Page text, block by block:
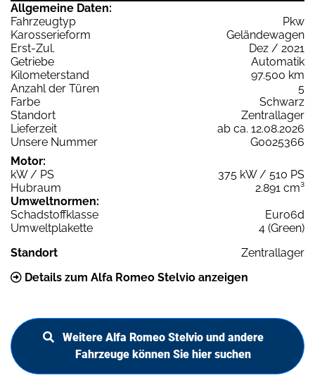
Allgemeine Daten:
Fahrzeugtyp
Pkw
Karosserieform
Geländewagen
Erst-Zul.
Dez / 2021
Getriebe
Automatik
Kilometerstand
97.500 km
Anzahl der Türen
5
Farbe
Schwarz
Standort
Zentrallager
Lieferzeit
ab ca. 12.08.2026
Unsere Nummer
G0025366
Motor:
kW / PS
375 kW / 510 PS
Hubraum
2.891 cm³
Umweltnormen:
Schadstoffklasse
Euro6d
Umweltplakette
4 (Green)
Standort
Zentrallager
Details zum Alfa Romeo Stelvio anzeigen
Weitere Alfa Romeo Stelvio und andere
Fahrzeuge können Sie hier suchen